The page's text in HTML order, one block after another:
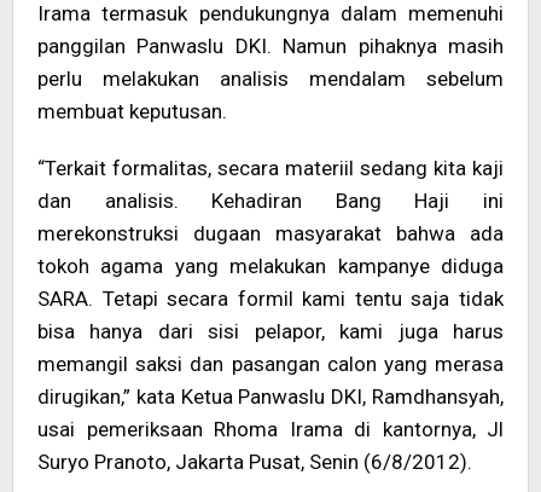
Irama termasuk pendukungnya dalam memenuhi
panggilan Panwaslu DKI. Namun pihaknya masih
perlu melakukan analisis mendalam sebelum
membuat keputusan.
“Terkait formalitas, secara materiil sedang kita kaji
dan analisis. Kehadiran Bang Haji ini
merekonstruksi dugaan masyarakat bahwa ada
tokoh agama yang melakukan kampanye diduga
SARA. Tetapi secara formil kami tentu saja tidak
bisa hanya dari sisi pelapor, kami juga harus
memangil saksi dan pasangan calon yang merasa
dirugikan,” kata Ketua Panwaslu DKI, Ramdhansyah,
usai pemeriksaan Rhoma Irama di kantornya, Jl
Suryo Pranoto, Jakarta Pusat, Senin (6/8/2012).